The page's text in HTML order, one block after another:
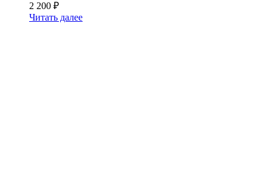
2 200 ₽
Читать далее